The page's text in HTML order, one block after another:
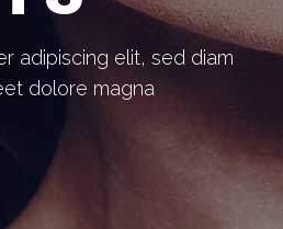
adipiscing elit, sed diam
dolore magna